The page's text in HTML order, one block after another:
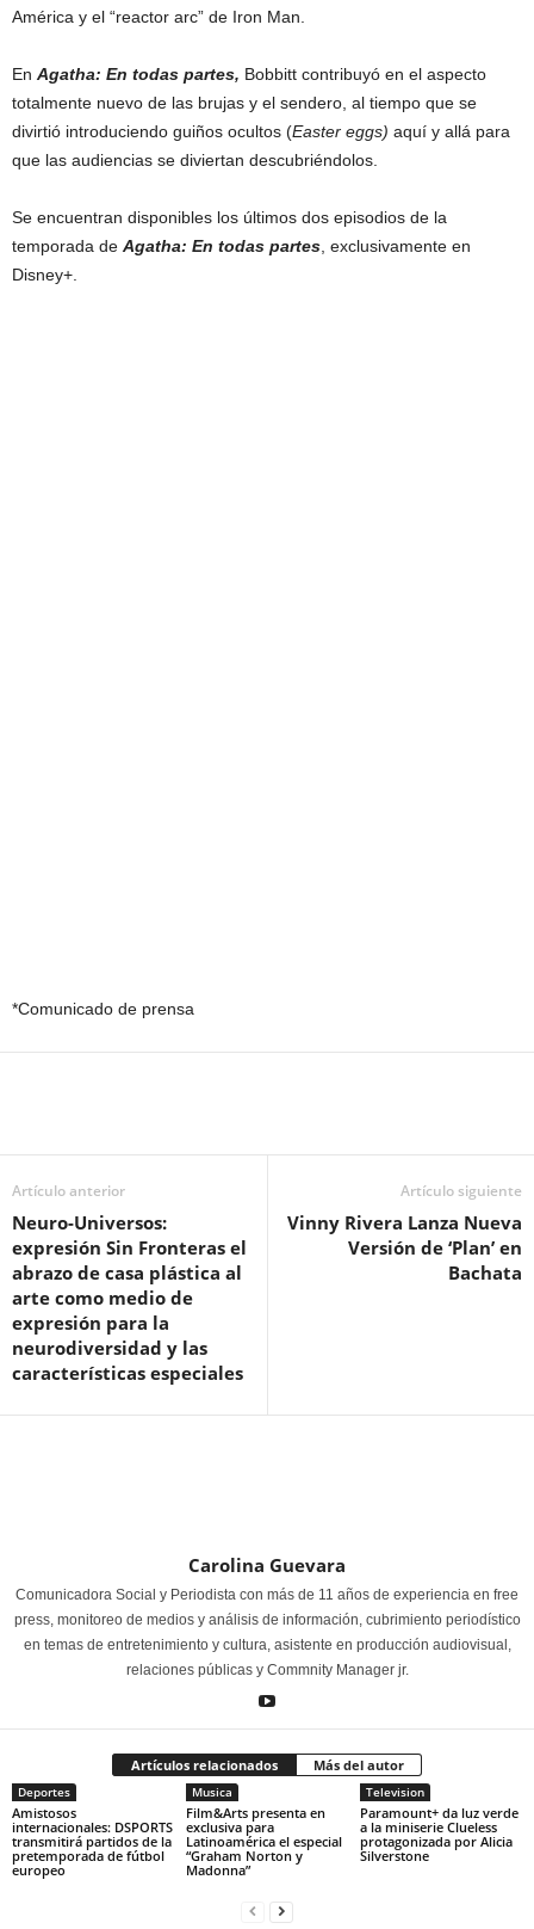
América y el “reactor arc” de Iron Man.
En Agatha: En todas partes, Bobbitt contribuyó en el aspecto
totalmente nuevo de las brujas y el sendero, al tiempo que se
divirtió introduciendo guiños ocultos (Easter eggs) aquí y allá para
que las audiencias se diviertan descubriéndolos.
Se encuentran disponibles los últimos dos episodios de la
temporada de Agatha: En todas partes , exclusivamente en
Disney+.
*Comunicado de prensa
Artículo anterior
Neuro-Universos:
expresión Sin Fronteras el
abrazo de casa plástica al
arte como medio de
expresión para la
neurodiversidad y las
características especiales
Artículo siguiente
Vinny Rivera Lanza Nueva
Versión de ‘Plan’ en
Bachata
Carolina Guevara
Comunicadora Social y Periodista con más de 11 años de experiencia en free
press, monitoreo de medios y análisis de información, cubrimiento periodístico
en temas de entretenimiento y cultura, asistente en producción audiovisual,
relaciones públicas y Commnity Manager jr.
Artículos relacionados Más del autor
Deportes
Amistosos
internacionales: DSPORTS
transmitirá partidos de la
pretemporada de fútbol
europeo
Musica
Film&Arts presenta en
exclusiva para
Latinoamérica el especial
“Graham Norton y
Madonna”
Television
Paramount+ da luz verde
a la miniserie Clueless
protagonizada por Alicia
Silverstone